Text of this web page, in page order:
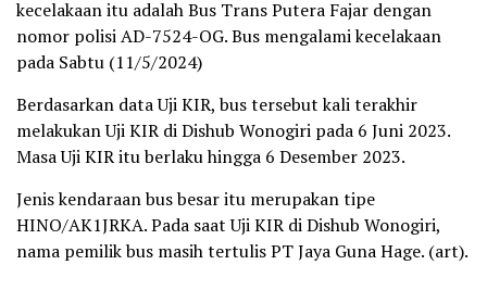
kecelakaan itu adalah Bus Trans Putera Fajar dengan
nomor polisi AD-7524-OG. Bus mengalami kecelakaan
pada Sabtu (11/5/2024)
Berdasarkan data Uji KIR, bus tersebut kali terakhir
melakukan Uji KIR di Dishub Wonogiri pada 6 Juni 2023.
Masa Uji KIR itu berlaku hingga 6 Desember 2023.
Jenis kendaraan bus besar itu merupakan tipe
HINO/AK1JRKA. Pada saat Uji KIR di Dishub Wonogiri,
nama pemilik bus masih tertulis PT Jaya Guna Hage. (art).